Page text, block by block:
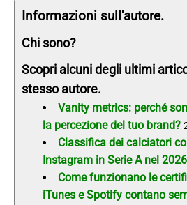
Informazioni sull'autore.
Chi sono?
Scopri alcuni degli ultimi
stesso autore.
Vanity metrics: perché
la percezione del tuo brand?
Classifica dei calciatori
Instagram in Serie A nel 2026
Come funzionano le
iTunes e Spotify contano